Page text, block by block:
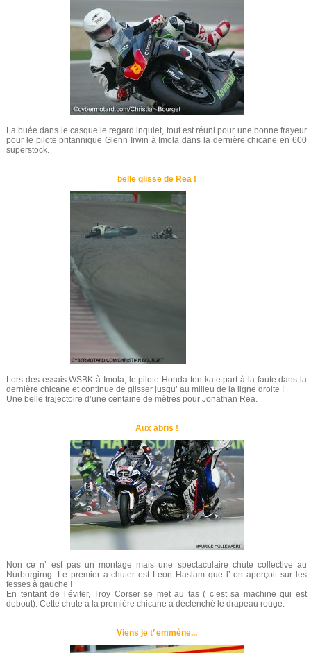
La buée dans le casque le regard inquiet, tout est réuni pour une bonne frayeur
pour le pilote britannique Glenn Irwin à Imola dans la dernière chicane en 600
superstock.
belle glisse de Rea !
Lors des essais WSBK à Imola, le pilote Honda ten kate part à la faute dans la
dernière chicane et continue de glisser jusqu’ au milieu de la ligne droite !
Une belle trajectoire d’une centaine de mètres pour Jonathan Rea.
Aux abris !
Non ce n’ est pas un montage mais une spectaculaire chute collective au
Nurburgirng. Le premier a chuter est Leon Haslam que l’ on aperçoit sur les
fesses à gauche !
En tentant de l’éviter, Troy Corser se met au tas ( c’est sa machine qui est
debout). Cette chute à la première chicane a déclenché le drapeau rouge.
Viens je t’ emmène...